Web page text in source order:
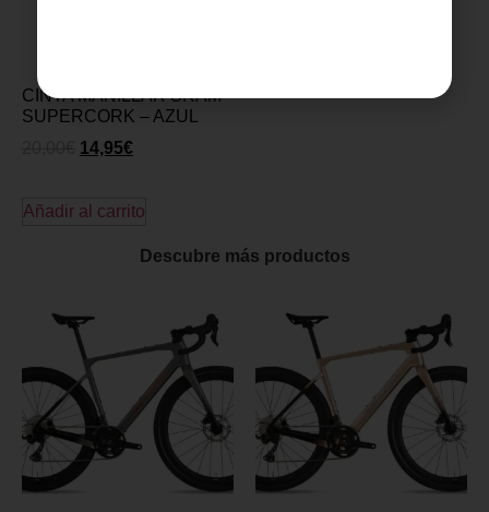
CINTA MANILLAR SRAM
SUPERCORK – AZUL
14,95€
Añadir al carrito
Descubre más productos